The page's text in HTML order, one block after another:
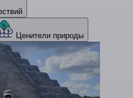
Ценители природы